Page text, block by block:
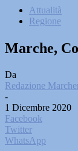
Attualità
Regione
Marche,
Da
Redazione
-
1 Dicembre 2020
Facebook
Twitter
WhatsApp